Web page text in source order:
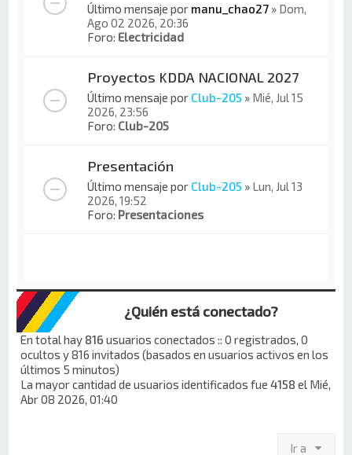
Último mensaje por manu_chao27 » Dom,
Ago 02 2026, 20:36
Foro: Electricidad
Proyectos KDDA NACIONAL 2027
Último mensaje por Club-205 » Mié, Jul 15
2026, 23:56
Foro: Club-205
Presentación
Último mensaje por Club-205 » Lun, Jul 13
2026, 19:52
Foro: Presentaciones
¿Quién está conectado?
En total hay 816 usuarios conectados :: 0 registrados, 0
ocultos y 816 invitados (basados en usuarios activos en los
últimos 5 minutos)
La mayor cantidad de usuarios identificados fue4158 el Mié,
Abr 08 2026, 01:40
Ir a